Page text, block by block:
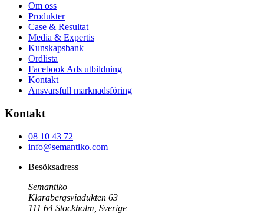
Om oss
Produkter
Case & Resultat
Media & Expertis
Kunskapsbank
Ordlista
Facebook Ads utbildning
Kontakt
Ansvarsfull marknadsföring
Kontakt
08 10 43 72
info@semantiko.com
Besöksadress
Semantiko
Klarabergsviadukten 63
111 64 Stockholm Sverige